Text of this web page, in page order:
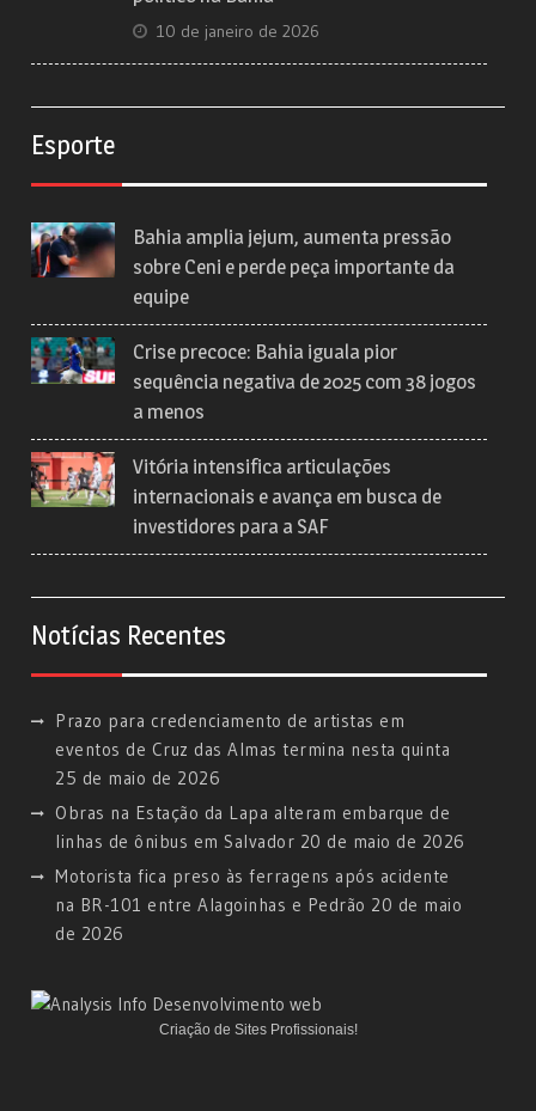
10 de janeiro de 2026
Esporte
Bahia amplia jejum, aumenta pressão
sobre Ceni e perde peça importante da
equipe
Crise precoce: Bahia iguala pior
sequência negativa de 2025 com 38 jogos
a menos
Vitória intensifica articulações
internacionais e avança em busca de
investidores para a SAF
Notícias Recentes
Prazo para credenciamento de artistas em
eventos de Cruz das Almas termina nesta quinta
25 de maio de 2026
Obras na Estação da Lapa alteram embarque de
linhas de ônibus em Salvador 20 de maio de 2026
Motorista fica preso às ferragens após acidente
na BR-101 entre Alagoinhas e Pedrão 20 de maio
de 2026
Criação de Sites Profissionais!